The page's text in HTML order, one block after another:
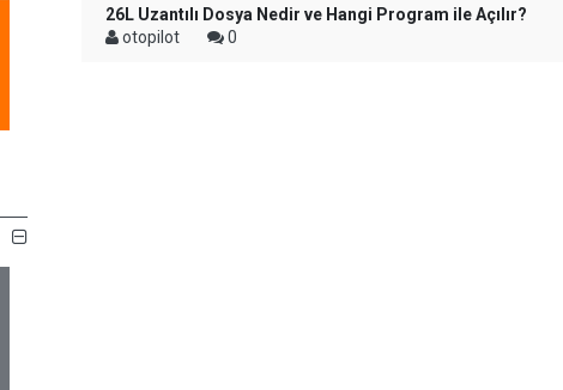
26L Uzantılı Dosya Nedir ve Hangi Program ile Açılır?
otopilot
0